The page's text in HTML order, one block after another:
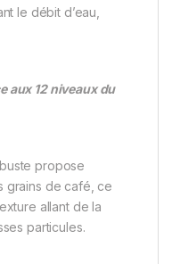
le débit d’eau,
aux 12 niveaux du
propose
grains de café, ce
allant de la
particules.